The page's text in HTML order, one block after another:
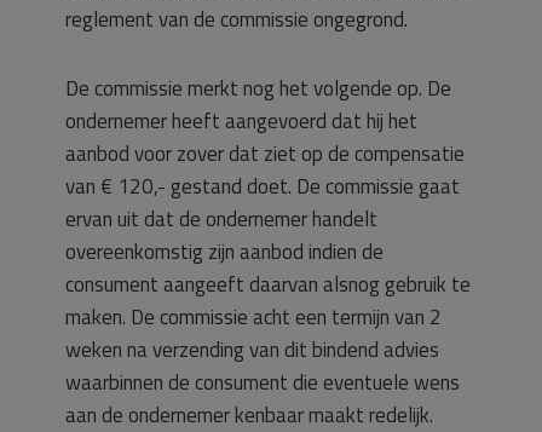
reglement van de commissie ongegrond.
De commissie merkt nog het volgende op. De
ondernemer heeft aangevoerd dat hij het
aanbod voor zover dat ziet op de compensatie
van € 120,- gestand doet. De commissie gaat
ervan uit dat de ondernemer handelt
overeenkomstig zijn aanbod indien de
consument aangeeft daarvan alsnog gebruik te
maken. De commissie acht een termijn van 2
weken na verzending van dit bindend advies
waarbinnen de consument die eventuele wens
aan de ondernemer kenbaar maakt redelijk.